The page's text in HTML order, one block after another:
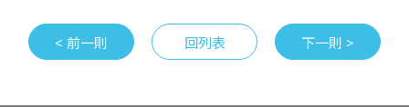
< 前一則 回列表 下一則 >